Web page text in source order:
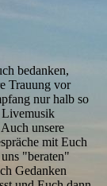
bedanken,
Trauung vor
nur halb so
Livemusik
unsere
mit Euch
"beraten"
Gedanken